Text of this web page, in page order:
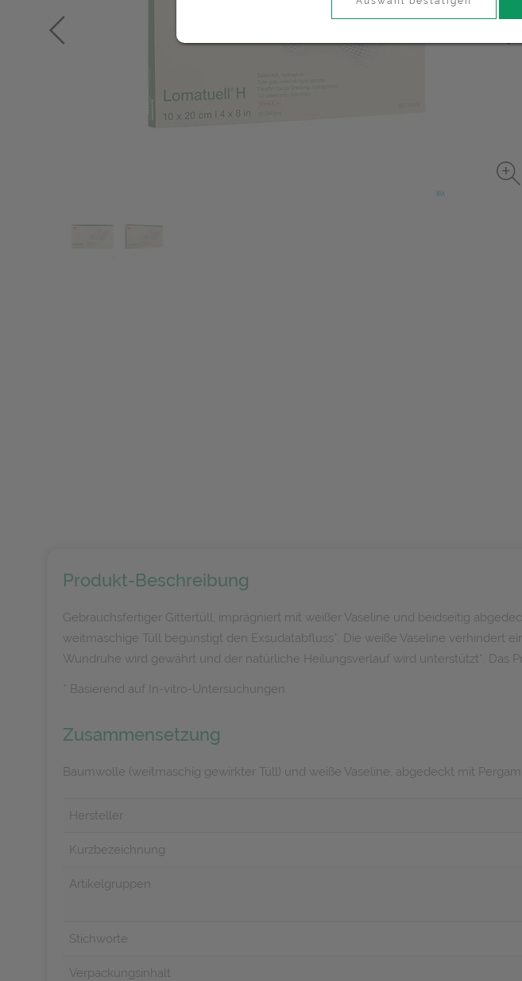
Produkt-Beschreibung
Gebrauchsfertiger Gittertüll, imprägniert mit weißer Vaseline und beidseitig
weitmaschige Tüll begünstigt den Exsudatabfluss*. Die weiße Vaseline verhindert
Wundruhe wird gewährt und der natürliche Heilungsverlauf wird unterstützt*. Das
* Basierend auf In-vitro-Untersuchungen
Zusammensetzung
Baumwolle (weitmaschig gewirkter Tüll) und weiße Vaseline, abgedeckt mit
Hersteller
Kurzbezeichnung
Artikelgruppen
Stichworte
Verpackungsinhalt